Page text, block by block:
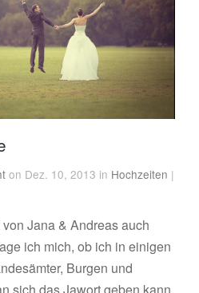
on Dez. 10, 2013 in Hochzeiten |
Jana & Andreas auch
ich mich, ob ich in einigen
Burgen und
sich das Jawort geben kann